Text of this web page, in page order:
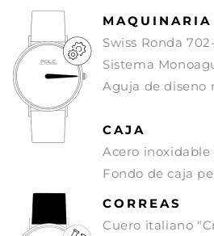
MAQUINARIA
Swiss Ronda
Sistema
Aguja de diseno
CAJA
Acero inoxidable
Fondo de caja
CORREAS
Cuero italiano